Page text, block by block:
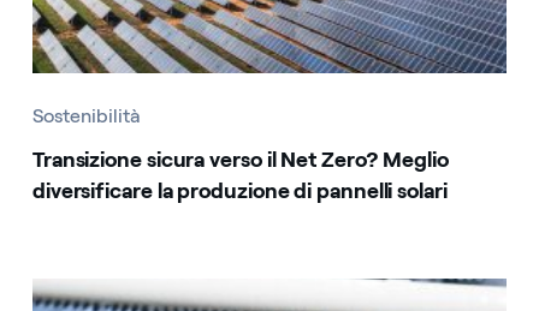
Sostenibilità
Transizione sicura verso il Net Zero? Meglio
diversificare la produzione di pannelli solari